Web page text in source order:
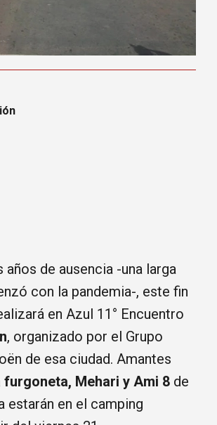
años de ausencia -una larga
con la pandemia-, este fin
en Azul 11° Encuentro
, organizado por el Grupo
de esa ciudad. Amantes
furgoneta, Mehari y Ami 8 de
estarán en el camping